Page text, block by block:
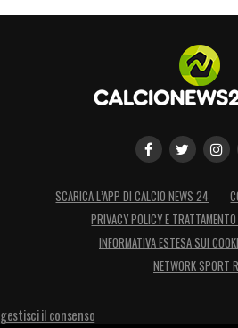
SCARICA L’APP DI CALCIO NEWS 24
PRIVACY POLICY E
INFORMATIVA ESTESA SUI
NETWORK SPORT
gestisci il consenso